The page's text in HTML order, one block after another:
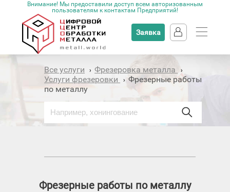
Внимание! Мы предоставили доступ всем авторизованным
пользователям к контактам Предприятий!
Заявка
Все услуги ›Фрезеровка металла ›
Услуги фрезеровки ›Фрезерные работы
по металлу
Фрезерные работы по металлу